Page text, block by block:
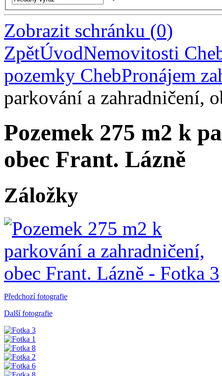
Zobrazit schránku (0)
ZpětÚvodNemovitosti
pozemky ChebPronájem
parkování a zahradničení,
Pozemek 275 m2 k
obec Frant. Lázně
Záložky
Předchozí fotografie
Další fotografie